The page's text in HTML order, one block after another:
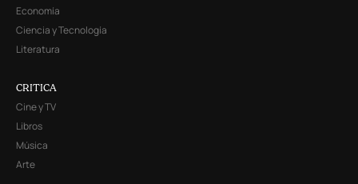
Economía
Ciencia y Tecnología
Literatura
CRITICA
Cine y TV
Libros
Música
Arte